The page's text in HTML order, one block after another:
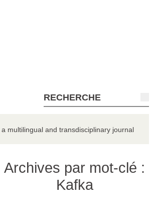
a multilingual and transdisciplinary journal
Archives par mot-clé :
Kafka